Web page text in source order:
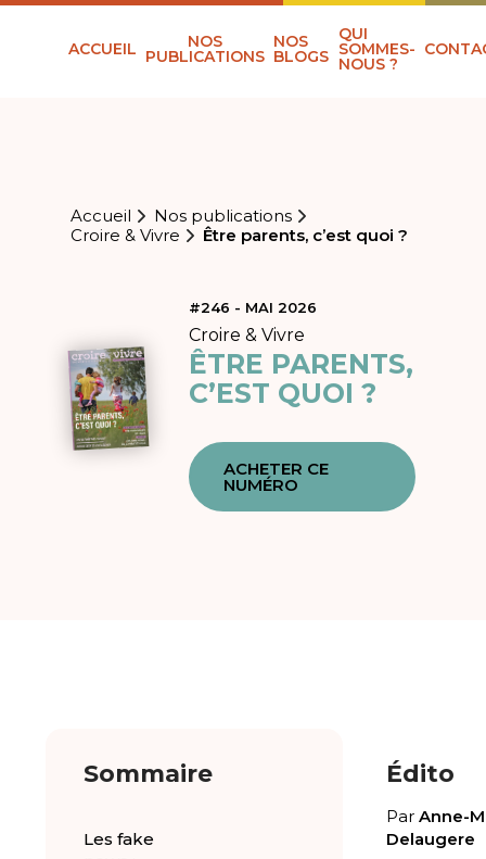
ACCUEIL NOS
PUBLICATIONS
NOS
BLOGS
QUI
SOMMES-
NOUS ?
Accueil
Nos publications
Croire & Vivre
Être parents, c’est quoi ?
#246 - MAI 2026
Croire & Vivre
ÊTRE PARENTS,
C’EST QUOI ?
ACHETER CE
NUMÉRO
Sommaire
Les fake
Édito
ParAnne-
Delaugere